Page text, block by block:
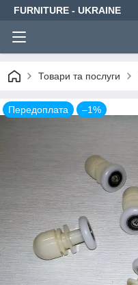
FURNITURE - UKRAINE
Товари та послуги
Передоплата –1%